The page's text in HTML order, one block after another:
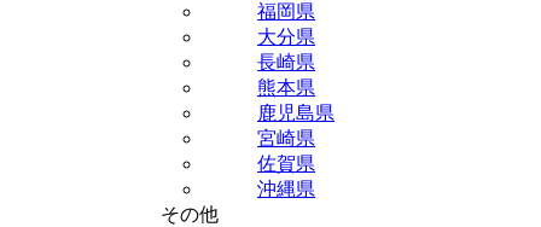
福岡県
大分県
長崎県
熊本県
鹿児島県
宮崎県
佐賀県
沖縄県
その他